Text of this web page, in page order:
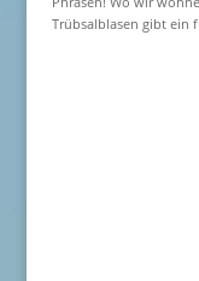
Trübsalblasen gibt ein